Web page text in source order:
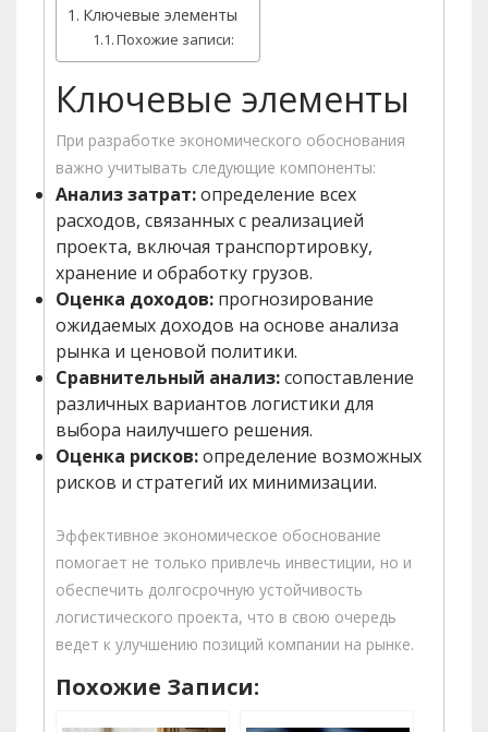
Ключевые элементы
Похожие записи:
Ключевые элементы
При разработке экономического обоснования
важно учитывать следующие компоненты:
Анализ затрат:определение всех
расходов, связанных с реализацией
проекта, включая транспортировку,
хранение и обработку грузов.
Оценка доходов: прогнозирование
ожидаемых доходов на основе анализа
рынка и ценовой политики.
Сравнительный анализ:сопоставление
различных вариантов логистики для
выбора наилучшего решения.
Оценка рисков:определение возможных
рисков и стратегий их минимизации.
Эффективное экономическое обоснование
помогает не только привлечь инвестиции, но и
обеспечить долгосрочную устойчивость
логистического проекта, что в свою очередь
ведет к улучшению позиций компании на рынке.
Похожие Записи: